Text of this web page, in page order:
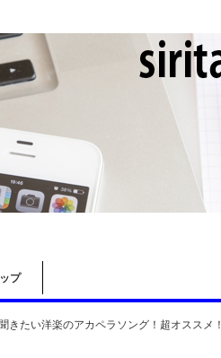
プ
きたい洋楽のアカペラソング！超オススメ！